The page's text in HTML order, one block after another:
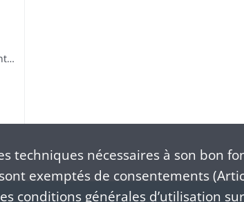
Enquête sur les jeunes gens nés de père étranger qui ont répudié la qualité de français
techniques nécessaires à son bon
exemptés de consentements
conditions générales d’utilisation